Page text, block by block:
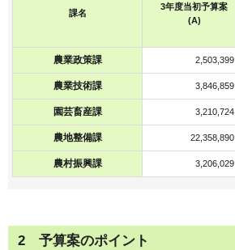
課名
3年度当初予算案
(A)
農業政策課 2,503,399
農業技術課 3,846,859
園芸畜産課 3,210,724
農地整備課 22,358,890
農村振興課 3,206,029
2 予算案のポイント